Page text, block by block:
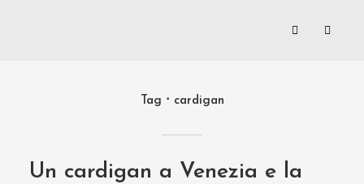
Tag cardigan
Un cardigan a Venezia e la